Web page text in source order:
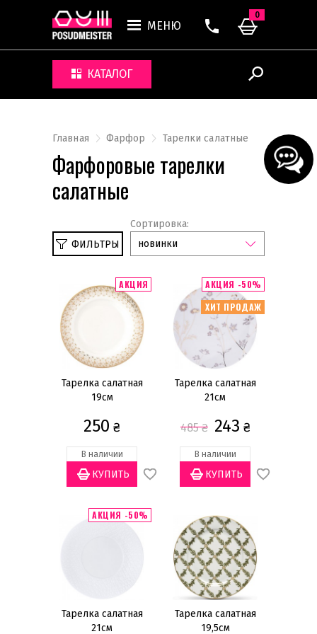
МЕНЮ
КАТАЛОГ
0
Главная Фарфор Тарелки салатные
Фарфоровые тарелки
салатные
Сортировка:
новинки
ФИЛЬТРЫ
Тарелки обеденные
Тарелки салатные
Тарелки акцентные
Тарелки суповые
Тарелки хлебно-пирожковые
Тарелки десертные
Салатники
Чашки чайные
Чашки кофейные
Чашки для завтрака
Показать всё
грн
АКЦИЯ
Тарелка салатная
19см
250 ₴
В наличии
ХИТ ПРОДАЖ
АКЦИЯ -50%
Тарелка салатная
21см
485₴ 243 ₴
В наличии
АКЦИЯ -50%
Тарелка салатная
21см
Тарелка салатная
19,5см